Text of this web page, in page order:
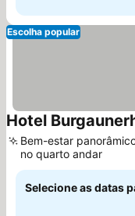
Escolha popular
Hotel
Bem-estar
no quarto andar
Selecione as datas